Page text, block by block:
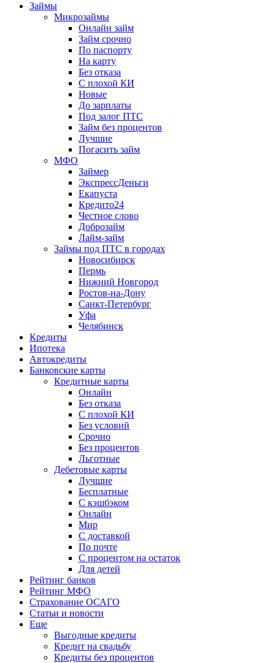
Займы
Микрозаймы
Онлайн займ
Займ срочно
По паспорту
На карту
Без отказа
С плохой КИ
Новые
До зарплаты
Под залог ПТС
Займ без процентов
Лучшие
Погасить займ
МФО
Займер
ЭкспрессДеньги
Екапуста
Кредито24
Честное слово
Доброзайм
Лайм-займ
Займы под ПТС в городах
Новосибирск
Пермь
Нижний Новгород
Ростов-на-Дону
Санкт-Петербург
Уфа
Челябинск
Кредиты
Ипотека
Автокредиты
Банковские карты
Кредитные карты
Онлайн
Без отказа
С плохой КИ
Без условий
Срочно
Без процентов
Льготные
Дебетовые карты
Лучшие
Бесплатные
С кэшбэком
Онлайн
Мир
С доставкой
По почте
С процентом на остаток
Для детей
Рейтинг банков
Рейтинг МФО
Страхование ОСАГО
Статьи и новости
Еще
Выгодные кредиты
Кредит на свадьбу
Кредиты без процентов